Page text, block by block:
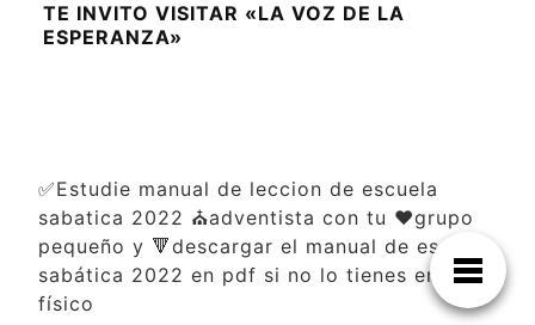
TE INVITO VISITAR «LA VOZ DE LA
ESPERANZA»
✅Estudie manual de leccion de escuela
sabatica 2022 ⛪adventista con tu ❤️grupo
pequeño y 🔻descargar el manual de escuela
sabática 2022 en pdf si no lo tienes en
físico